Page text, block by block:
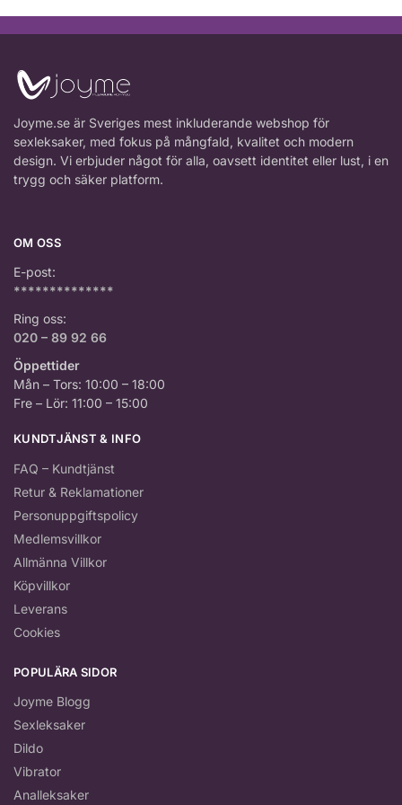
Joyme.se är Sveriges mest inkluderande webshop för
sexleksaker, med fokus på mångfald, kvalitet och modern
design. Vi erbjuder något för alla, oavsett identitet eller lust, i en
trygg och säker platform.
OM OSS
E-post:
**************
Ring oss:
020 – 89 92 66
Öppettider
Mån – Tors: 10:00 – 18:00
Fre – Lör: 11:00 – 15:00
KUNDTJÄNST & INFO
FAQ – Kundtjänst
Retur & Reklamationer
Personuppgiftspolicy
Medlemsvillkor
Allmänna Villkor
Köpvillkor
Leverans
Cookies
POPULÄRA SIDOR
Joyme Blogg
Sexleksaker
Dildo
Vibrator
Analleksaker